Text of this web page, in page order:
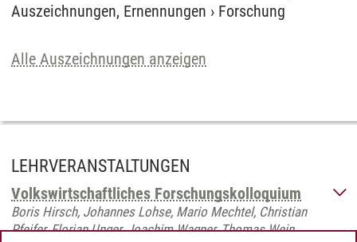
Auszeichnungen, Ernennungen › Forschung
Alle Auszeichnungen anzeigen
LEHRVERANSTALTUNGEN
Volkswirtschaftliches Forschungskolloquium
Boris Hirsch, Johannes Lohse, Mario Mechtel, Christian
Pfeifer, Florian Unger, Joachim Wagner, Thomas Wein